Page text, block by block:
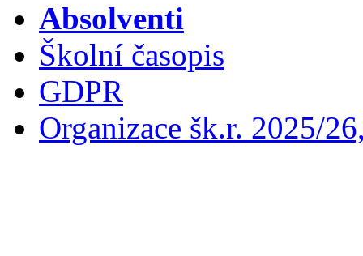
Absolventi
Školní časopis
GDPR
Organizace šk.r. 2025/